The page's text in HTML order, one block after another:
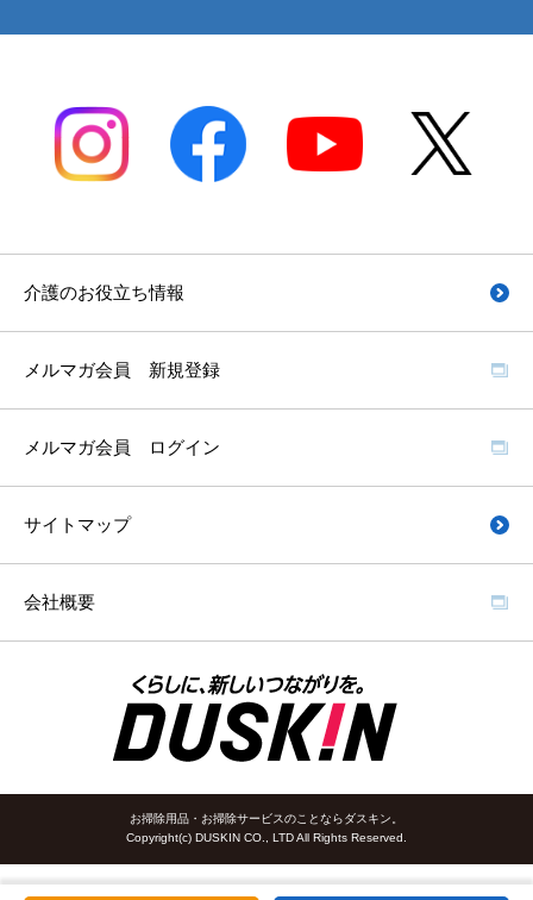
介護のお役立ち情報
メルマガ会員 新規登録
メルマガ会員 ログイン
サイトマップ
会社概要
お掃除用品・お掃除サービスのことならダスキン。
Copyright(c) DUSKIN CO., LTD All Rights Reserved.